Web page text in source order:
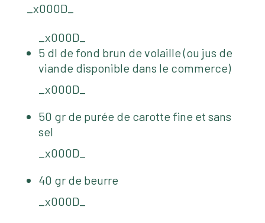
_x000D_
_x000D_
5 dl de fond brun de volaille (ou jus de
viande disponible dans le commerce)
_x000D_
50 gr de purée de carotte fine et sans
sel
_x000D_
40 gr de beurre
_x000D_